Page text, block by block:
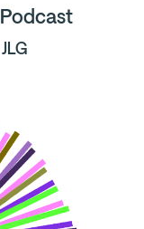
Podcast
JLG